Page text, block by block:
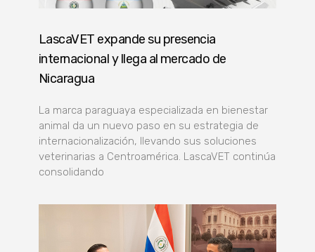
LascaVET expande su presencia
internacional y llega al mercado de
Nicaragua
La marca paraguaya especializada en bienestar
animal da un nuevo paso en su estrategia de
internacionalización, llevando sus soluciones
veterinarias a Centroamérica. LascaVET continúa
consolidando